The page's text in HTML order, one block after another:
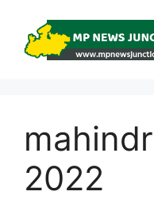
content
2022